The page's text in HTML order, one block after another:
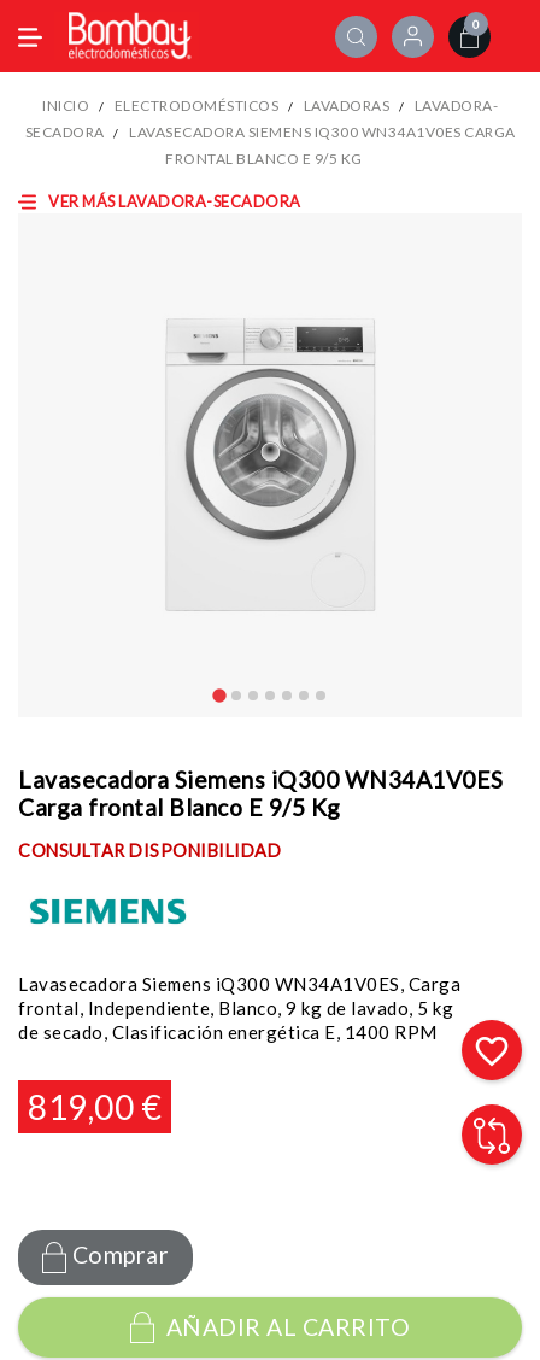
0
INICIO ELECTRODOMÉSTICOS LAVADORAS
LAVADORA-
SECADORA
LAVASECADORA SIEMENS IQ300 WN34A1V0ES CARGA
FRONTAL BLANCO E 9/5 KG
VER MÁS LAVADORA-SECADORA
Lavasecadora Siemens iQ300 WN34A1V0ES
Carga frontal Blanco E 9/5 Kg
CONSULTAR DISPONIBILIDAD
Lavasecadora Siemens iQ300 WN34A1V0ES, Carga
frontal, Independiente, Blanco, 9 kg de lavado, 5 kg
de secado, Clasificación energética E, 1400 RPM
819,00 €
Comprar
AÑADIR AL CARRITO
favorite_border